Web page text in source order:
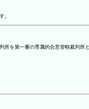
。
を第一審の専属的合意管轄裁判所と